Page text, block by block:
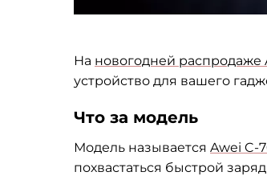
На новогодней распродаже
устройство для вашего
Что за модель
Модель называется Awei C-
похвастаться быстрой